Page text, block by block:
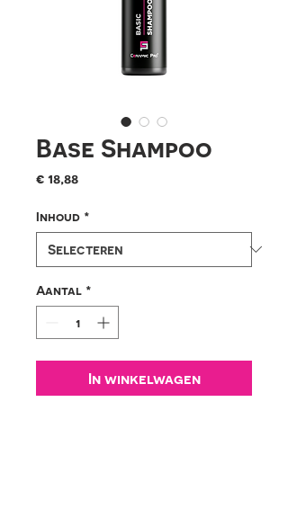
Base Shampoo
€ 18,88Prijs
Inhoud *
Aantal *
In winkelwagen